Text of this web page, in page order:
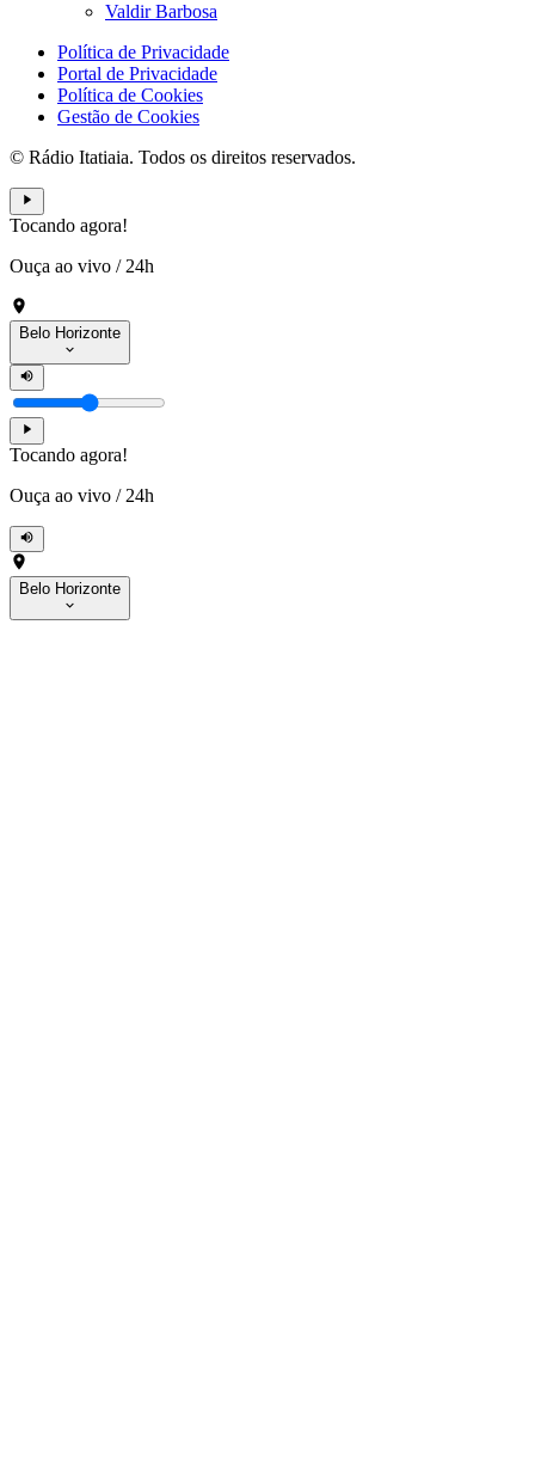
Valdir Barbosa
Política de Privacidade
Portal de Privacidade
Política de Cookies
Gestão de Cookies
© Rádio Itatiaia. Todos os direitos reservados.
Tocando agora!
Ouça ao vivo / 24h
Belo Horizonte
Tocando agora!
Ouça ao vivo / 24h
Belo Horizonte